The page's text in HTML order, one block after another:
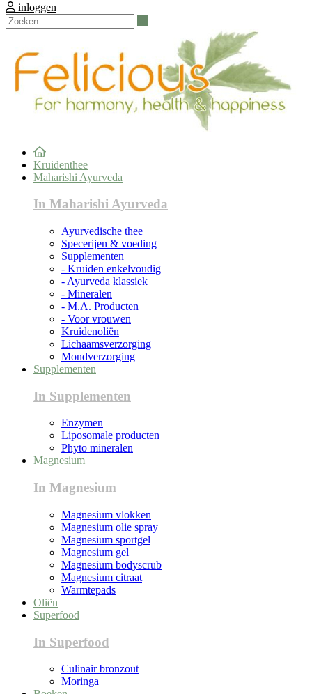
inloggen
Kruidenthee
Maharishi Ayurveda
In Maharishi Ayurveda
Ayurvedische thee
Specerijen & voeding
Supplementen
- Kruiden enkelvoudig
- Ayurveda klassiek
- Mineralen
- M.A. Producten
- Voor vrouwen
Kruidenoliën
Lichaamsverzorging
Mondverzorging
Supplementen
In Supplementen
Enzymen
Liposomale producten
Phyto mineralen
Magnesium
In Magnesium
Magnesium vlokken
Magnesium olie spray
Magnesium sportgel
Magnesium gel
Magnesium bodyscrub
Magnesium citraat
Warmtepads
Oliën
Superfood
In Superfood
Culinair bronzout
Moringa